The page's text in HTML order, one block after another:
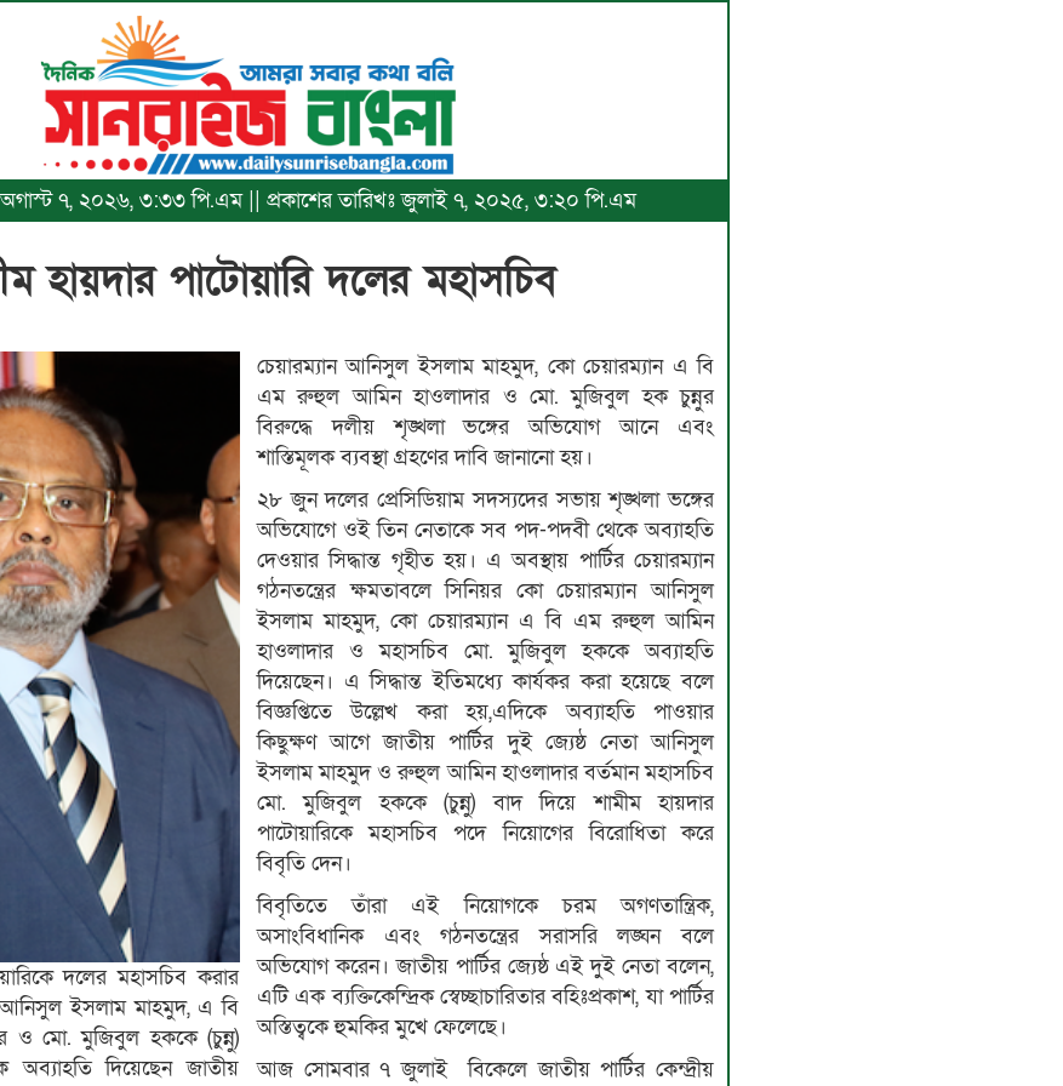
অগাস্ট ৭, ২০২৬, ৩:৩৩ পি.এম || প্রকাশের তারিখঃ জুলাই ৭, ২০২৫, ৩:২০ পি.এম
হায়দার পাটোয়ারি দলের মহাসচিব
দলের মহাসচিব করার
আনিসুল ইসলাম মাহমুদ, এ বি
ও মো. মুজিবুল হককে (চুন্নু)
দিয়েছেন জাতীয়
চেয়ারম্যান আনিসুল ইসলাম মাহমুদ, কো চেয়ারম্যান এ বি
এম রুহুল আমিন হাওলাদার ও মো. মুজিবুল হক চুন্নুর
বিরুদ্ধে দলীয় শৃঙ্খলা ভঙ্গের অভিযোগ আনে এবং
শাস্তিমূলক ব্যবস্থা গ্রহণের দাবি জানানো হয়।
২৮ জুন দলের প্রেসিডিয়াম সদস্যদের সভায় শৃঙ্খলা ভঙ্গের
অভিযোগে ওই তিন নেতাকে সব পদ-পদবী থেকে অব্যাহতি
দেওয়ার সিদ্ধান্ত গৃহীত হয়। এ অবস্থায় পার্টির চেয়ারম্যান
গঠনতন্ত্রের ক্ষমতাবলে সিনিয়র কো চেয়ারম্যান আনিসুল
ইসলাম মাহমুদ, কো চেয়ারম্যান এ বি এম রুহুল আমিন
হাওলাদার ও মহাসচিব মো. মুজিবুল হককে অব্যাহতি
দিয়েছেন। এ সিদ্ধান্ত ইতিমধ্যে কার্যকর করা হয়েছে বলে
বিজ্ঞপ্তিতে উল্লেখ করা হয়,এদিকে অব্যাহতি পাওয়ার
কিছুক্ষণ আগে জাতীয় পার্টির দুই জ্যেষ্ঠ নেতা আনিসুল
ইসলাম মাহমুদ ও রুহুল আমিন হাওলাদার বর্তমান মহাসচিব
মো. মুজিবুল হককে (চুন্নু) বাদ দিয়ে শামীম হায়দার
পাটোয়ারিকে মহাসচিব পদে নিয়োগের বিরোধিতা করে
বিবৃতি দেন।
বিবৃতিতে তাঁরা এই নিয়োগকে চরম অগণতান্ত্রিক,
অসাংবিধানিক এবং গঠনতন্ত্রের সরাসরি লঙ্ঘন বলে
অভিযোগ করেন। জাতীয় পার্টির জ্যেষ্ঠ এই দু্ই নেতা বলেন,
এটি এক ব্যক্তিকেন্দ্রিক স্বেচ্ছাচারিতার বহিঃপ্রকাশ, যা পার্টির
অস্তিত্বকে হুমকির মুখে ফেলেছে।
আজ সোমবার ৭ জুলাই বিকেলে জাতীয় পার্টির কেন্দ্রীয়